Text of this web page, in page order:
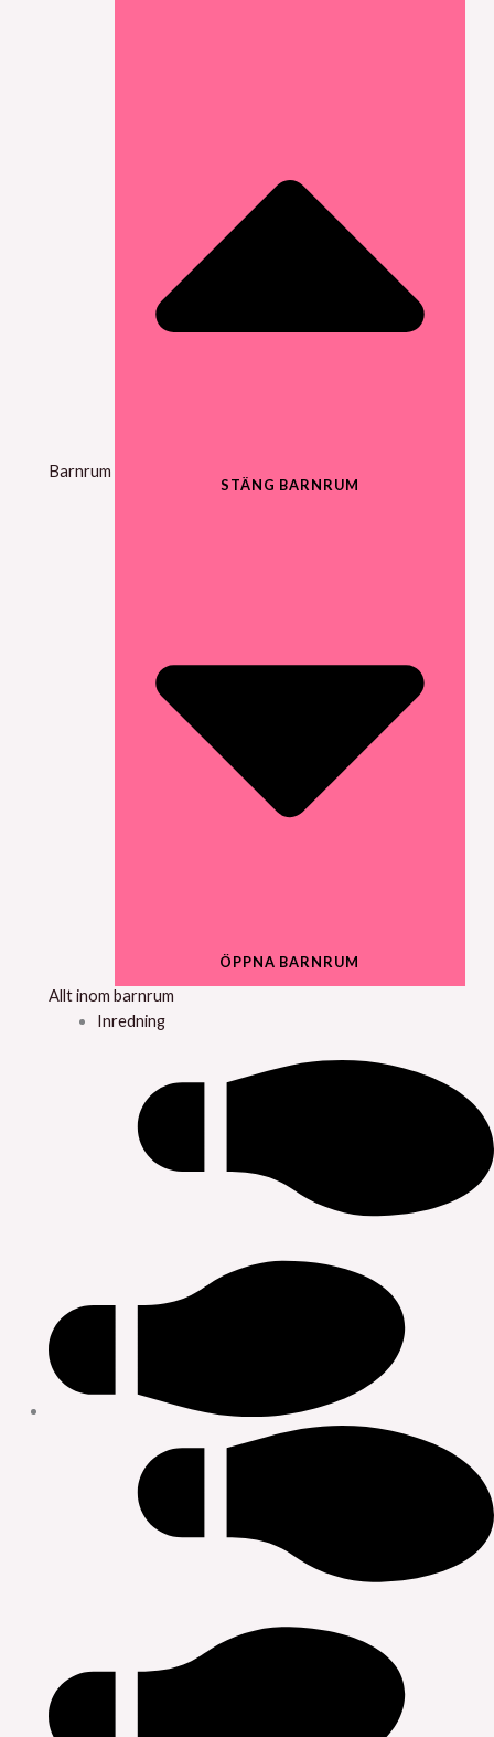
Barnrum
STÄNG BARNRUM
ÖPPNA BARNRUM
Allt inom barnrum
Inredning